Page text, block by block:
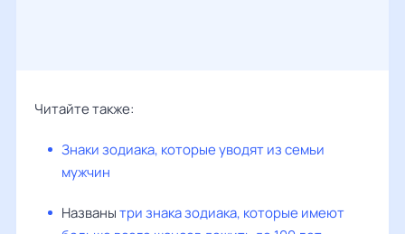
Читайте также:
Знаки зодиака, которые уводят из семьи
мужчин
Названытри знака зодиака, которые имеют